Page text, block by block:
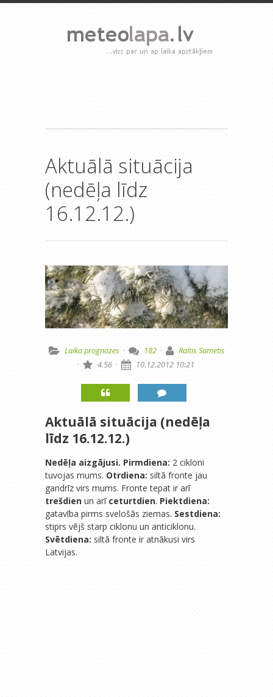
Aktuālā situācija
(nedēļa līdz
16.12.12.)
Laika prognozes · 182 ·
Raitis Sametis
·
4.56 · 10.12.2012 10:21
Aktuālā situācija (nedēļa
līdz 16.12.12.)
Nedēļa aizgājusi. Pirmdiena: 2 cikloni
tuvojas mums. Otrdiena: siltā fronte jau
gandrīz virs mums. Fronte tepat ir arī
trešdien un arī ceturtdien. Piektdiena:
gatavība pirms svelošās ziemas. Sestdiena:
stiprs vējš starp ciklonu un anticiklonu.
Svētdiena: siltā fronte ir atnākusi virs
Latvijas.